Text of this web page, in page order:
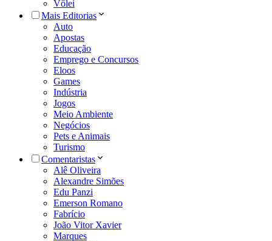
Vôlei
Mais Editorias
Auto
Apostas
Educação
Emprego e Concursos
Eloos
Games
Indústria
Jogos
Meio Ambiente
Negócios
Pets e Animais
Turismo
Comentaristas
Alê Oliveira
Alexandre Simões
Edu Panzi
Emerson Romano
Fabrício
João Vitor Xavier
Marques